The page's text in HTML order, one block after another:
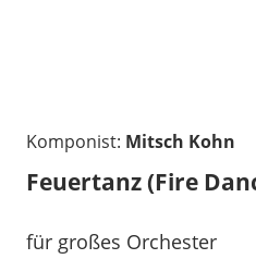
Komponist: Mitsch Kohn
Feuertanz (Fire
für großes Orchester